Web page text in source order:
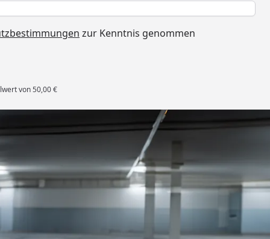
zur Kenntnis genommen
von 50,00 €